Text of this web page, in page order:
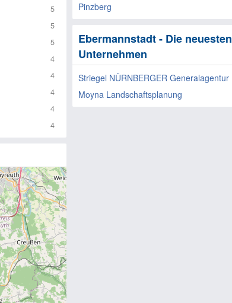
5
5
5
4
4
4
4
4
Pinzberg
Ebermannstadt - Die neuesten
Unternehmen
Striegel NÜRNBERGER Generalagentur
Moyna Landschaftsplanung